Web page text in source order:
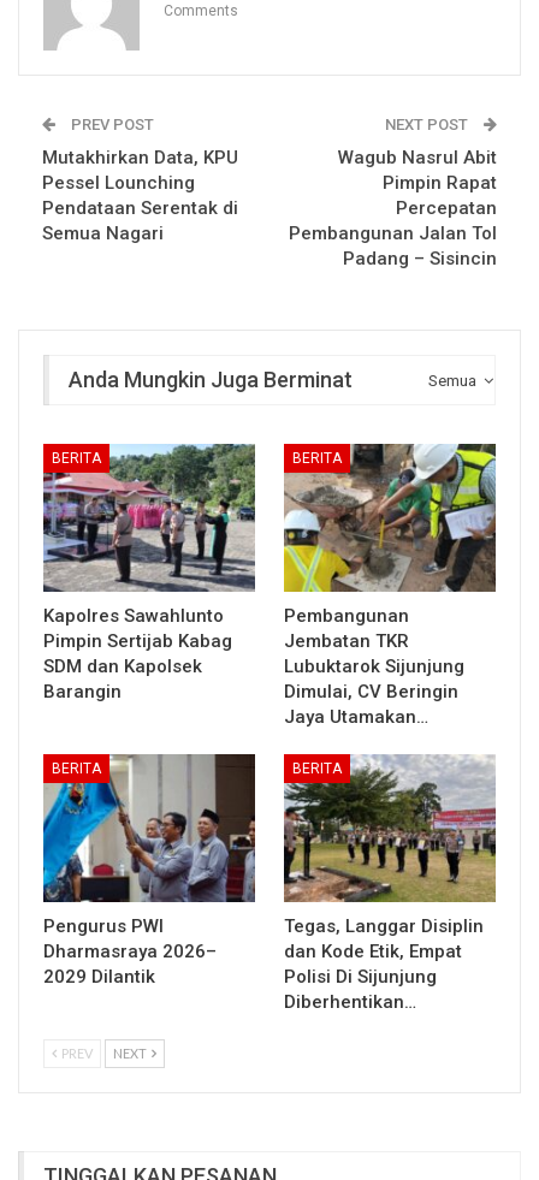
Comments
PREV POST
Mutakhirkan Data, KPU
Pessel Lounching
Pendataan Serentak di
Semua Nagari
NEXT POST
Wagub Nasrul Abit
Pimpin Rapat
Percepatan
Pembangunan Jalan Tol
Padang – Sisincin
Semua
Anda Mungkin Juga Berminat
BERITA
Kapolres Sawahlunto
Pimpin Sertijab Kabag
SDM dan Kapolsek
Barangin
BERITA
Pembangunan
Jembatan TKR
Lubuktarok Sijunjung
Dimulai, CV Beringin
Jaya Utamakan…
BERITA
Pengurus PWI
Dharmasraya 2026–
2029 Dilantik
BERITA
Tegas, Langgar Disiplin
dan Kode Etik, Empat
Polisi Di Sijunjung
Diberhentikan…
PREV NEXT